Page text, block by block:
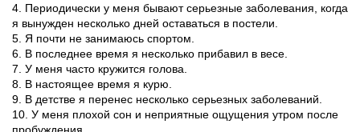
4. Периодически у меня бывают серьезные заболевания, когда
я вынужден несколько дней оставаться в постели.
5. Я почти не занимаюсь спортом.
6. В последнее время я несколько прибавил в весе.
7. У меня часто кружится голова.
8. В настоящее время я курю.
9. В детстве я перенес несколько серьезных заболеваний.
10. У меня плохой сон и неприятные ощущения утром после